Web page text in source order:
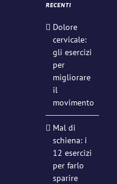
recenti
Dolore
cervicale:
gli esercizi
per
migliorare
il
movimento
Mal di
schiena: i
12 esercizi
per farlo
sparire